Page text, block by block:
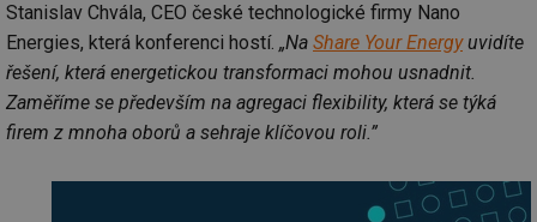
Stanislav Chvála, CEO české technologické firmy Nano
Energies, která konferenci hostí. „Na Share Your Energyuvidíte
řešení, která energetickou transformaci mohou usnadnit.
Zaměříme se především na agregaci flexibility, která se týká
firem z mnoha oborů a sehraje klíčovou roli.”